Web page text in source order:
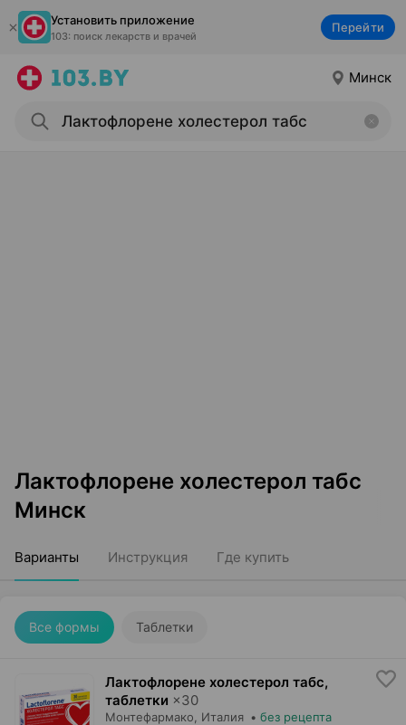
Установить приложение
103: поиск лекарств и врачей
Перейти
Минск
Лактофлорене холестерол табс
Минск
Варианты Инструкция Где купить
Все формы Таблетки
Лактофлорене холестерол табс,
таблетки ×30
Монтефармако , Италия • без рецепта